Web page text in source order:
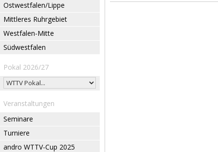
Ostwestfalen/Lippe
Mittleres Ruhrgebiet
Westfalen-Mitte
Südwestfalen
Pokal 2026/27
Veranstaltungen
Seminare
Turniere
andro WTTV-Cup 2025